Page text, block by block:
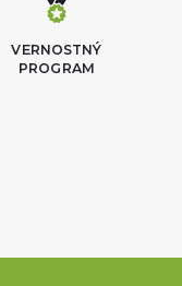
VERNOSTNÝ
PROGRAM